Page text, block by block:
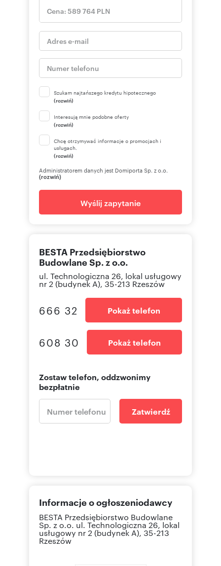
Szukam najtańszego kredytu hipotecznego
(rozwiń)
Interesują mnie podobne oferty
(rozwiń)
Chcę otrzymywać informacje o promocjach i
usługach.
(rozwiń)
Administratorem danych jest Domiporta Sp. z o.o.
(rozwiń)
Wyślij zapytanie
BESTA Przedsiębiorstwo
Budowlane Sp. z o.o.
ul. Technologiczna 26, lokal usługowy
nr 2 (budynek A), 35-213 Rzeszów
666 32 Pokaż telefon
608 30 Pokaż telefon
Zostaw telefon, oddzwonimy
bezpłatnie
Zatwierdź
Informacje o ogłoszeniodawcy
BESTA Przedsiębiorstwo Budowlane
Sp. z o.o. ul. Technologiczna 26, lokal
usługowy nr 2 (budynek A), 35-213
Rzeszów